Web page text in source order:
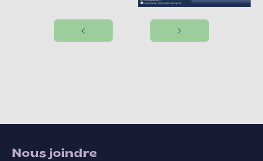
Nous joindre